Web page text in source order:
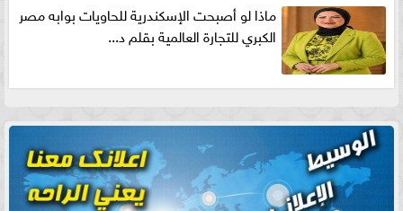
ماذا لو أصبحت الإسكندرية للحاويات بوابه مصر
الكبري للتجارة العالمية بقلم د...